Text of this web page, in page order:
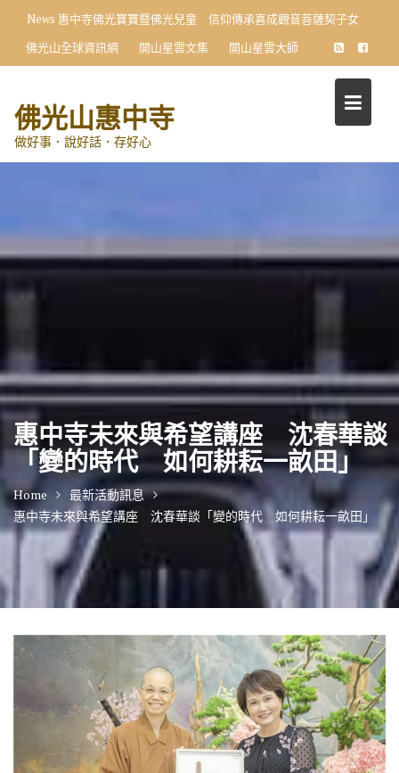
content
News 惠中寺佛光寶寶暨佛光兒童 信仰傳承喜成觀音菩薩契子女
佛光山全球資訊網
開山星雲文集 開山星雲大師
佛光山惠中寺
做好事．說好話．存好心
惠中寺未來與希望講座 沈春華談
「變的時代 如何耕耘一畝田」
Home
最新活動訊息
惠中寺未來與希望講座 沈春華談「變的時代 如何耕耘一畝田」